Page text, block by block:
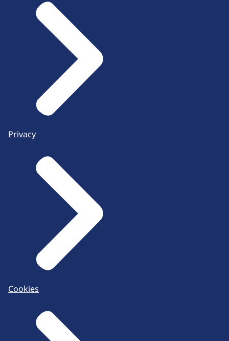
Privacy
Cookies